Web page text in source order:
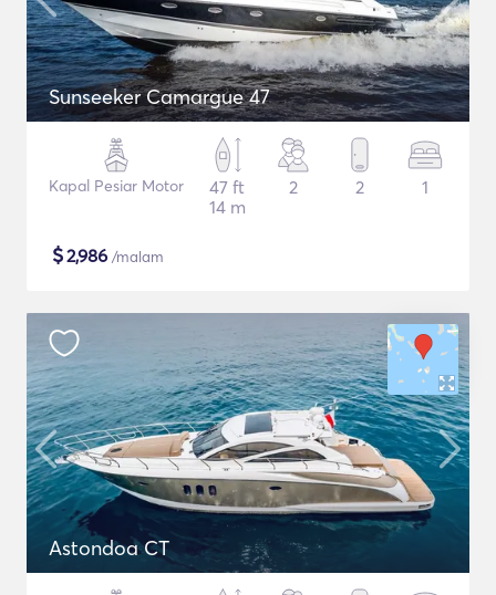
Sunseeker Camargue 47
Kapal Pesiar Motor
47 ft
14 m
2 2 1
$2,986 /malam
Astondoa CT